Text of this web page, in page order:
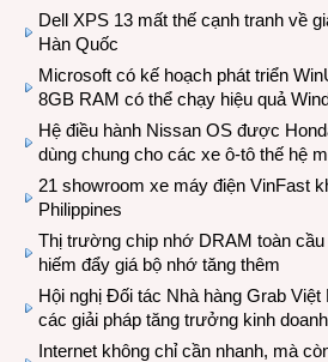
Dell XPS 13 mất thế cạnh tranh về
Hàn Quốc
Microsoft có kế hoạch phát triển
8GB RAM có thể chạy hiệu quả
Hệ điều hành Nissan OS được
dùng chung cho các xe ô-tô thế hệ
21 showroom xe máy điện VinFast
Philippines
Thị trường chip nhớ DRAM toàn
hiếm đẩy giá bộ nhớ tăng thêm
Hội nghị Đối tác Nhà hàng Grab
các giải pháp tăng trưởng kinh doanh
Internet không chỉ cần nhanh, mà